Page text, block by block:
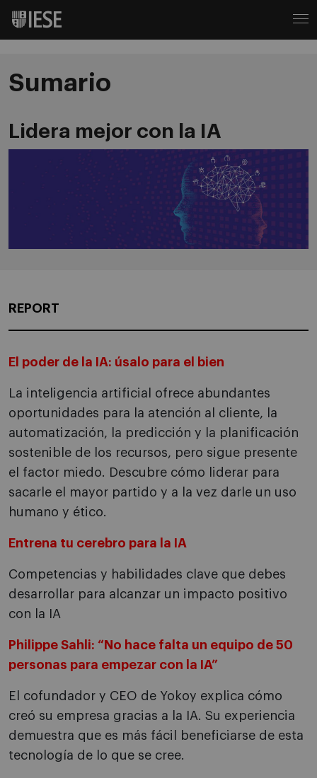
Sumario
Lidera mejor con la IA
REPORT
El poder de la IA: úsalo para el bien
La inteligencia artificial ofrece abundantes
oportunidades para la atención al cliente, la
automatización, la predicción y la planificación
sostenible de los recursos, pero sigue presente
el factor miedo. Descubre cómo liderar para
sacarle el mayor partido y a la vez darle un uso
humano y ético.
Entrena tu cerebro para la IA
Competencias y habilidades clave que debes
desarrollar para alcanzar un impacto positivo
con la IA
Philippe Sahli: “No hace falta un equipo de 50
personas para empezar con la IA”
El cofundador y CEO de Yokoy explica cómo
creó su empresa gracias a la IA. Su experiencia
demuestra que es más fácil beneficiarse de esta
tecnología de lo que se cree.